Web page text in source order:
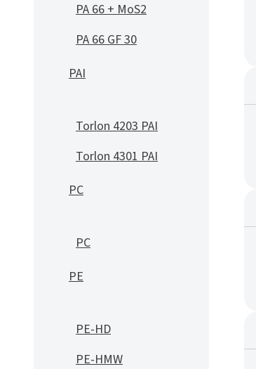
PA 66 + MoS2
PA 66 GF 30
PAI
Torlon 4203 PAI
Torlon 4301 PAI
PC
PC
PE
PE-HD
PE-HMW